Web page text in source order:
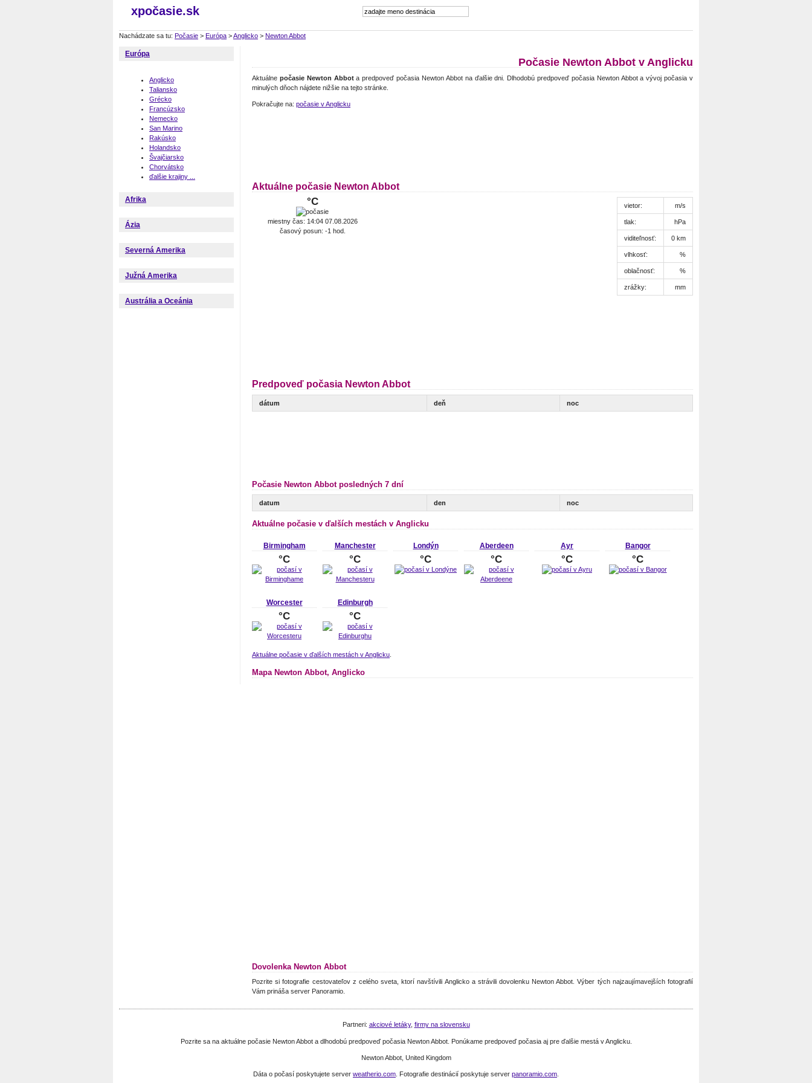
xpočasie.sk
Nachádzate sa tu: Počasie > Európa >Anglicko > Newton Abbot
Európa
Anglicko
Taliansko
Grécko
Francúzsko
Nemecko
San Marino
Rakúsko
Holandsko
Švajčiarsko
Chorvátsko
ďalšie krajiny ...
Afrika
Ázia
Severná Amerika
Južná Amerika
Austrália a Oceánia
Počasie Newton Abbot v Anglicku
Aktuálne počasie Newton Abbota predpoveď počasia Newton Abbot na ďalšie dni. Dlhodobú predpoveď počasia Newton Abbot a vývoj počasia v
minulých dňoch nájdete nižšie na tejto stránke.
Pokračujte na: počasie v Anglicku
Aktuálne počasie Newton Abbot
°C
miestny čas: 14:04 07.08.2026
časový posun: -1 hod.
vietor: m/s
tlak: hPa
viditeľnosť: 0 km
vlhkosť: %
oblačnosť: %
zrážky: mm
Predpoveď počasia Newton Abbot
dátum deň noc
Počasie Newton Abbot posledných 7 dní
datum den noc
Aktuálne počasie v ďalších mestách v Anglicku
Birmingham
°C
Manchester
°C
Londýn
°C
Aberdeen
°C
Ayr
°C
Bangor
°C
Worcester
°C
Edinburgh
°C
Aktuálne počasie v ďalších mestách v Anglicku
Mapa Newton Abbot, Anglicko
Dovolenka Newton Abbot
Pozrite si fotografie cestovateľov z celého sveta, ktorí navštívili Anglicko a strávili dovolenku Newton Abbot. Výber tých najzaujímavejších fotografií
Vám prináša server Panoramio.
Partneri: akciové letáky, firmy na slovensku
Pozrite sa na aktuálne počasie Newton Abbot a dlhodobú predpoveď počasia Newton Abbot. Ponúkame predpoveď počasia aj pre ďalšie mestá v Anglicku.
Newton Abbot, United Kingdom
Dáta o počasí poskytujete server weatherio.com . Fotografie destinácií poskytuje server panoramio.com